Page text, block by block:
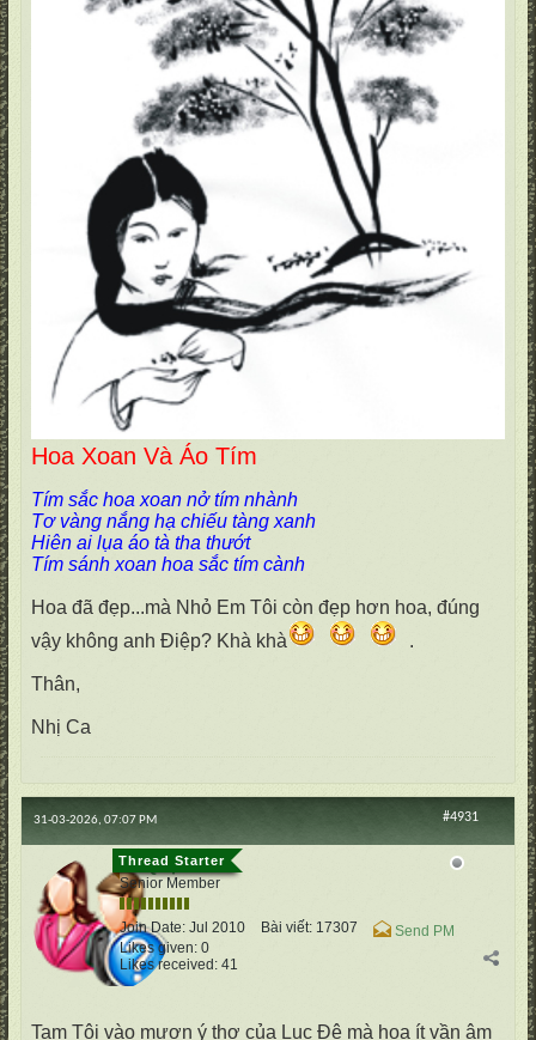
Hoa Xoan Và Áo Tím
Tím sắc hoa xoan nở tím nhành
Tơ vàng nắng hạ chiếu tàng xanh
Hiên ai lụa áo tà tha thướt
Tím sánh xoan hoa sắc tím cành
Hoa đã đẹp...mà Nhỏ Em Tôi còn đẹp hơn hoa, đúng
vậy không anh Điệp? Khà khà
.
Thân,
Nhị Ca
#4931
31-03-2026, 07:07 PM
cố Quận
Senior Member
Join Date: Jul 2010 Bài viết: 17307
Send PM
Likes given: 0
Likes received: 41
Tam Tôi vào mượn ý thơ của Lục Đệ mà hoạ ít vần âm